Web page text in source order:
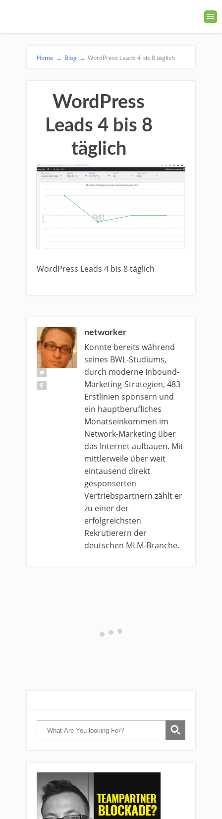
Home → Blog → WordPress Leads 4 bis 8 täglich
WordPress
Leads 4 bis 8
täglich
WordPress Leads 4 bis 8 täglich
networker
Konnte bereits während
seines BWL-Studiums,
durch moderne Inbound-
Marketing-Strategien, 483
Erstlinien sponsern und
ein hauptberufliches
Monatseinkommen im
Network-Marketing über
das Internet aufbauen. Mit
mittlerweile über weit
eintausend direkt
gesponserten
Vertriebspartnern zählt er
zu einer der
erfolgreichsten
Rekrutierern der
deutschen MLM-Branche.